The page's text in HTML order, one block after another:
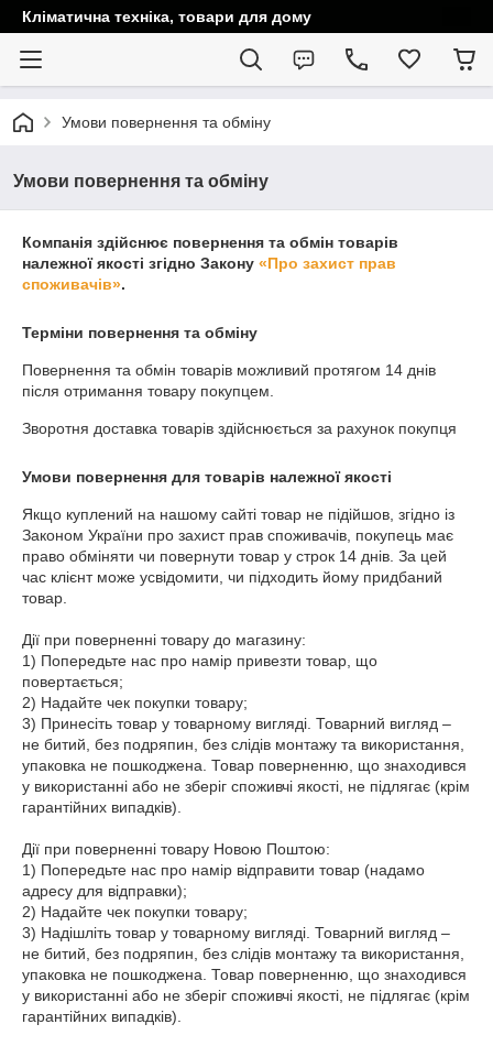
Кліматична техніка, товари для дому
Умови повернення та обміну
Умови повернення та обміну
Компанія здійснює повернення та обмін товарів
належної якості згідно Закону «Про захист прав
споживачів».
Терміни повернення та обміну
Повернення та обмін товарів можливий протягом 14 днів
після отримання товару покупцем.
Зворотня доставка товарів здійснюється за рахунок покупця
Умови повернення для товарів належної якості
Якщо куплений на нашому сайті товар не підійшов, згідно із
Законом України про захист прав споживачів, покупець має
право обміняти чи повернути товар у строк 14 днів. За цей
час клієнт може усвідомити, чи підходить йому придбаний
товар.
Дії при поверненні товару до магазину:
1) Попередьте нас про намір привезти товар, що
повертається;
2) Надайте чек покупки товару;
3) Принесіть товар у товарному вигляді. Товарний вигляд –
не битий, без подряпин, без слідів монтажу та використання,
упаковка не пошкоджена. Товар поверненню, що знаходився
у використанні або не зберіг споживчі якості, не підлягає (крім
гарантійних випадків).
Дії при поверненні товару Новою Поштою:
1) Попередьте нас про намір відправити товар (надамо
адресу для відправки);
2) Надайте чек покупки товару;
3) Надішліть товар у товарному вигляді. Товарний вигляд –
не битий, без подряпин, без слідів монтажу та використання,
упаковка не пошкоджена. Товар поверненню, що знаходився
у використанні або не зберіг споживчі якості, не підлягає (крім
гарантійних випадків).